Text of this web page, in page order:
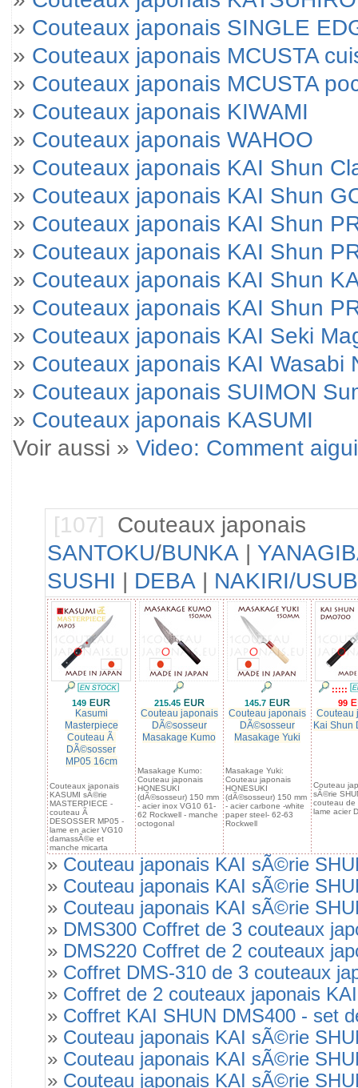
» Couteaux japonais SINGLE
» Couteaux japonais MCUSTA
» Couteaux japonais MCUSTA
» Couteaux japonais KIWAMI
» Couteaux japonais WAHOO
» Couteaux japonais KAI Shun
» Couteaux japonais KAI Shun
» Couteaux japonais KAI Shun
» Couteaux japonais KAI Shun
» Couteaux japonais KAI Shun
» Couteaux japonais KAI Shun
» Couteaux japonais KAI Seki
» Couteaux japonais KAI Wasabi
» Couteaux japonais SUIMON
» Couteaux japonais KASUMI
Voir aussi » Video: Comment
[107] Couteaux japonais
SANTOKU/BUNKA |
SUSHI | DEBA | NAKIRI/
149
Kasumi
Masterpiece
Couteau Ã
DÃ©sosser
MP05 16cm
Couteaux japonais
KASUMI sÃ©rie
MASTERPIECE -
couteau Ã
DESOSSER MP05 -
lame en acier VG10
damassÃ©e et
manche micarta
215.45
Couteau japonais
DÃ©sosseur
Masakage Kumo
Masakage Kumo:
Couteau japonais
HONESUKI
(dÃ©sosseur) 150 mm
- acier inox VG10 61-
62 Rockwell - manche
octogonal
145.7
Couteau japonais
DÃ©sosseur
Masakage Yuki
Masakage Yuki:
Couteau japonais
HONESUKI
(dÃ©sosseur) 150 mm
- acier carbone -white
paper steel- 62-63
Rockwell
:::::
99
Couteau
Kai Shun
Couteau
sÃ©rie
couteau de
lame acier
» Couteau japonais KAI sÃ©rie
» Couteau japonais KAI sÃ©rie
» Couteau japonais KAI sÃ©rie
» DMS300 Coffret de 3 couteaux
» DMS220 Coffret de 2 couteaux
» Coffret DMS-310 de 3 couteaux
» Coffret de 2 couteaux japonais
» Coffret KAI SHUN DMS400 - set
» Couteau japonais KAI sÃ©rie
» Couteau japonais KAI sÃ©rie
» Couteau japonais KAI sÃ©rie